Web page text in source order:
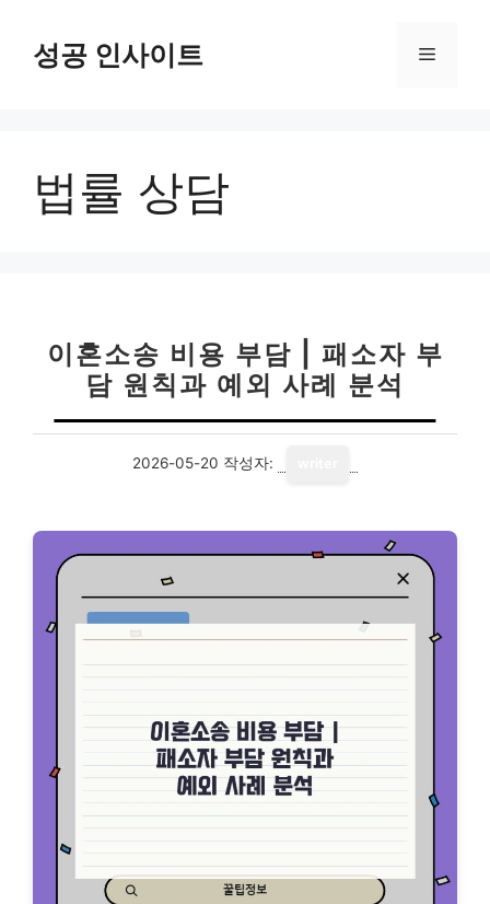
성공 인사이트 메
법률 상담
이혼소송 비용 부담 | 패소자 부
담 원칙과 예외 사례 분석
2026-05-20 작성자: